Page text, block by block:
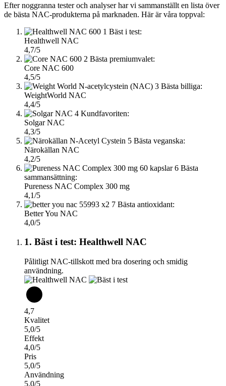
Efter noggranna tester och analyser har vi sammanställt en lista över
de bästa NAC-produkterna på marknaden. Här är våra toppval:
1 Bäst i test:
Healthwell NAC
4,7/5
2 Bästa premiumvalet:
Core NAC 600
4,5/5
3 Bästa billiga:
WeightWorld NAC
4,4/5
4 Kundfavoriten:
Solgar NAC
4,3/5
5 Bästa veganska:
Närokällan NAC
4,2/5
6 Bästa
sammansättning:
Pureness NAC Complex 300 mg
4,1/5
7 Bästa antioxidant:
Better You NAC
4,0/5
1. Bäst i test: Healthwell NAC
Pålitligt NAC-tillskott med bra dosering och smidig
användning.
4,7
Kvalitet
5,0/5
Effekt
4,0/5
Pris
5,0/5
Användning
5,0/5